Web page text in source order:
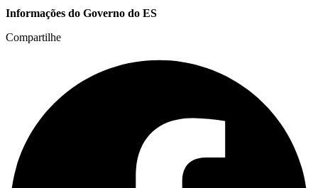
Informações do Governo do ES
Compartilhe